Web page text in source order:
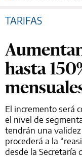
TARIFAS
hasta
El incremento será
el nivel de
tendrán una
procederá a la
desde la Secretaría